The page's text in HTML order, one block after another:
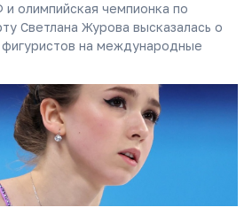
олимпийская чемпионка по
Светлана Журова высказалась о
на международные